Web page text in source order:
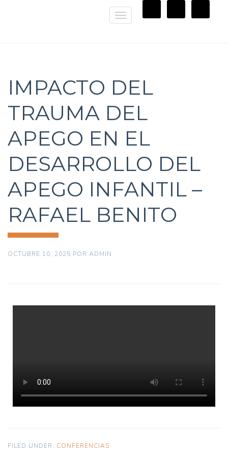
Toggle
IMPACTO DEL
TRAUMA DEL
APEGO EN EL
DESARROLLO DEL
APEGO INFANTIL –
RAFAEL BENITO
OCTUBRE 10, 2025 POR ADMIN
FILED UNDER: CONFERENCIAS